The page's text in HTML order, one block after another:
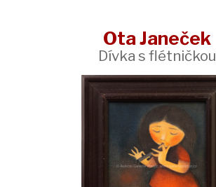
Ota Janeček
Dívka s flétničkou